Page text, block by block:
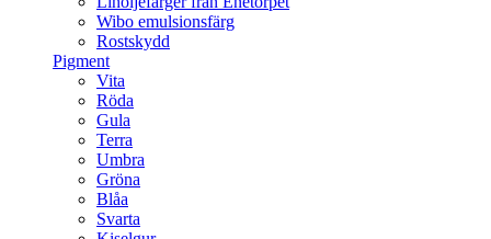
Wibo emulsionsfärg
Rostskydd
Pigment
Vita
Röda
Gula
Terra
Umbra
Gröna
Blåa
Svarta